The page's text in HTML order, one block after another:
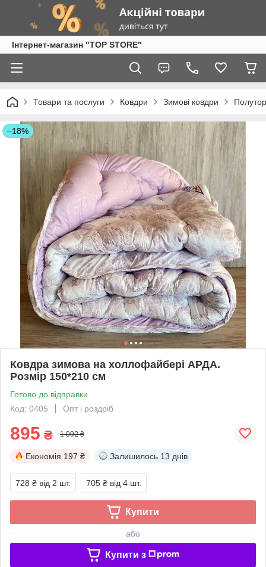
Інтернет-магазин "TOP STORE"
Товари та послуги Ковдри Зимові ковдри
–18%
Ковдра зимова на холлофайбері АРДА.
Розмір 150*210 см
Готово до відправки
Код: 0405
Опт і роздріб
895 ₴ 1 092 ₴
Економія 197 ₴ Залишилось 13 днів
728 ₴ від 2 шт. 705 ₴ від 4 шт.
Купити
або
Купити з